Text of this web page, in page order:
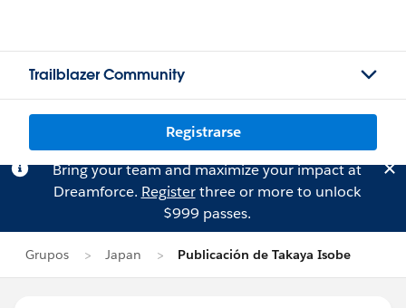
Trailblazer Community
Registrarse
Bring your team and maximize your impact at
Dreamforce. Registerthree or more to unlock
$999 passes.
Grupos Japan Publicación de Takaya Isobe